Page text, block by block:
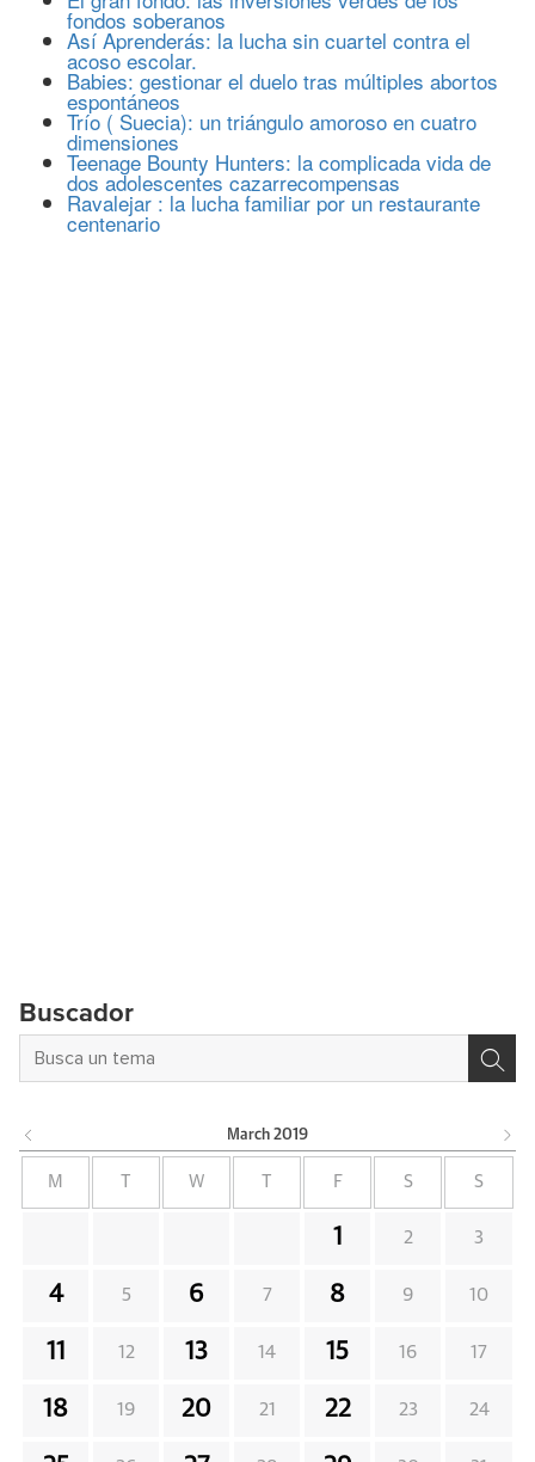
fondos soberanos
Así Aprenderás: la lucha sin cuartel contra el
acoso escolar.
Babies: gestionar el duelo tras múltiples abortos
espontáneos
Trío ( Suecia): un triángulo amoroso en cuatro
dimensiones
Teenage Bounty Hunters: la complicada vida de
dos adolescentes cazarrecompensas
Ravalejar : la lucha familiar por un restaurante
centenario
Buscador
March 2019
M W F S S
1 2 3
4 5 6 7 8 9 10
11 12 13 14 15 16 17
18 19 20 21 22 23 24